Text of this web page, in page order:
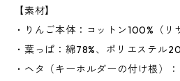
【素材】
・りんご本体：コットン100%（リ
・葉っぱ：綿78%、ポリエステル
・ヘタ（キーホルダーの付け根）